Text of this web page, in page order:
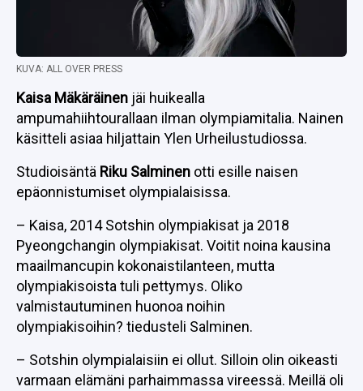
KUVA: ALL OVER PRESS
Kaisa Mäkäräinen jäi huikealla
ampumahiihtourallaan ilman olympiamitalia. Nainen
käsitteli asiaa hiljattain Ylen Urheilustudiossa.
Studioisäntä Riku Salminen otti esille naisen
epäonnistumiset olympialaisissa.
– Kaisa, 2014 Sotshin olympiakisat ja 2018
Pyeongchangin olympiakisat. Voitit noina kausina
maailmancupin kokonaistilanteen, mutta
olympiakisoista tuli pettymys. Oliko
valmistautuminen huonoa noihin
olympiakisoihin? tiedusteli Salminen.
– Sotshin olympialaisiin ei ollut. Silloin olin oikeasti
varmaan elämäni parhaimmassa vireessä. Meillä oli